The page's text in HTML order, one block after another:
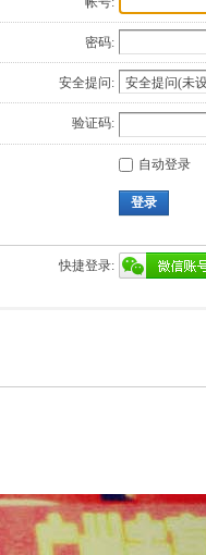
密码:
安全提问:
验证码:
自动登录
登录
快捷登录: